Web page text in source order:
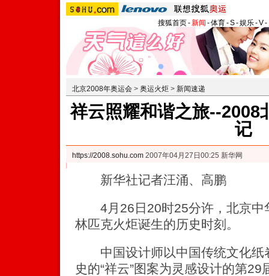
搜狐首页-新闻 -体育-S-娱乐-V-
北京2008年奥运会 > 奥运火炬 > 新闻速递
祥云照耀和谐之旅--2008
记
https://2008.sohu.com 2007年04月27日00:25 新华网
新华社记者汪涌、高鹏
4月26日20时25分许，北京中
林匹克火炬诞生的历史时刻。
中国设计师以中国传统文化纸
史的“祥云”图案为灵感设计的第